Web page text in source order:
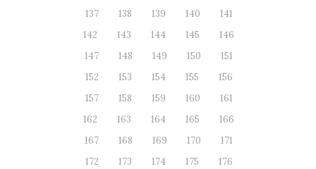
137
138 139 140
141
142
143 144 145
146
147
148 149 150
151
152
153 154 155
156
157
158 159 160
161
162
163 164 165
166
167
168 169 170
171
172
173 174 175
176